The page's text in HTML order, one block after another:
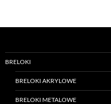
BRELOKI
BRELOKI AKRYLOWE
BRELOKI METALOWE